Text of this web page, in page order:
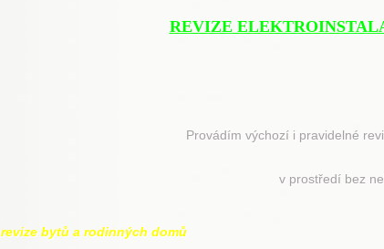
REVIZE
Provádím výchozí i pravidelné
v prostředí bez
revize bytů a rodinných domů